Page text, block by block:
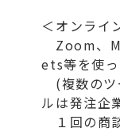
＜オンライ
Zoom、
ets等を使
(複数のツ
ルは発注企
１回の商